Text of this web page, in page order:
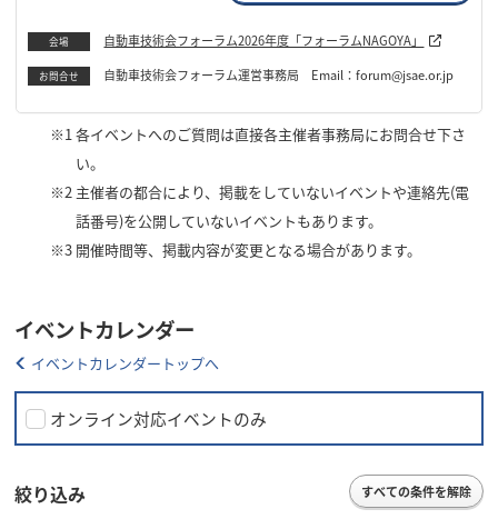
会場 自動車技術会フォーラム2026年度「フォーラムNAGOYA」
お問合せ 自動車技術会フォーラム運営事務局 Email：forum@jsae.or.jp
※1各イベントへのご質問は直接各主催者事務局にお問合せ下さ
い。
※2 主催者の都合により、掲載をしていないイベントや連絡先(電
話番号)を公開していないイベントもあります。
※3 開催時間等、掲載内容が変更となる場合があります。
イベントカレンダー
イベントカレンダートップへ
オンライン対応イベントのみ
絞り込み すべての条件を解除